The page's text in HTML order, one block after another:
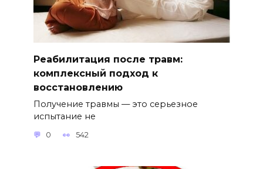
Реабилитация после травм:
комплексный подход к
восстановлению
Получение травмы — это серьезное
испытание не
0 542